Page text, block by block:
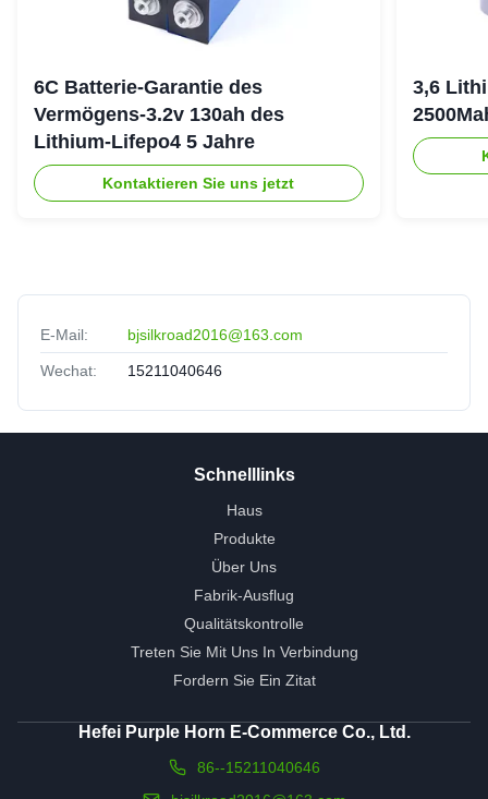
6C Batterie-Garantie des
Vermögens-3.2v 130ah des
Lithium-Lifepo4 5 Jahre
Kontaktieren Sie uns jetzt
3,6
E-Mail: bjsilkroad2016@163.com
Wechat: 15211040646
Schnelllinks
Haus
Produkte
Über Uns
Fabrik-Ausflug
Qualitätskontrolle
Treten Sie Mit Uns In Verbindung
Fordern Sie Ein Zitat
Hefei Purple Horn E-Commerce Co., Ltd.
86--15211040646